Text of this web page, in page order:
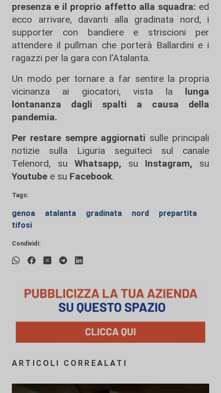
presenza e il proprio affetto alla squadra: ed
ecco arrivare, davanti alla gradinata nord, i
supporter con bandiere e striscioni per
attendere il pullman che porterà Ballardini e i
ragazzi per la gara con l'Atalanta.
Un modo per tornare a far sentire la propria
vicinanza ai giocatori, vista la lunga
lontananza dagli spalti a causa della
pandemia.
Per restare sempre aggiornati sulle principali
notizie sulla Liguria seguiteci sul canale
Telenord, su
Whatsapp, su Instagram, su
Youtube e su Facebook.
Tags:
genoa atalanta gradinata nord
prepartita
tifosi
Condividi:
ARTICOLI CORREALATI